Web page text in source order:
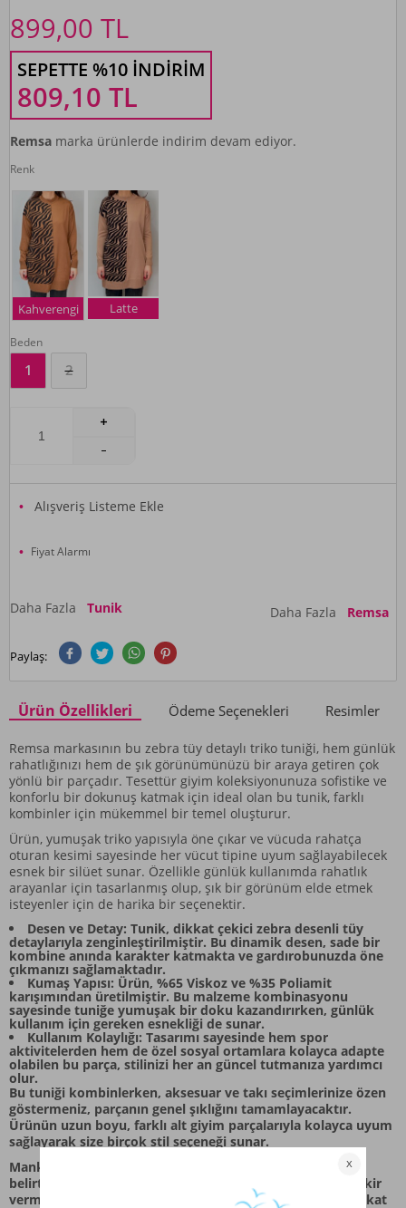
899,00 TL
SEPETTE %10 İNDIRIM
809,10 TL
Remsa marka ürünlerde indirim devam ediyor.
Renk
Kahverengi Latte
Beden
1 2
Alışveriş Listeme Ekle
Fiyat Alarmı
Daha Fazla Tunik Daha Fazla Remsa
Paylaş:
Ürün Özellikleri Ödeme Seçenekleri Resimler
Remsa markasının bu zebra tüy detaylı triko tuniği, hem günlük
rahatlığınızı hem de şık görünümünüzü bir araya getiren çok
yönlü bir parçadır. Tesettür giyim koleksiyonunuza sofistike ve
konforlu bir dokunuş katmak için ideal olan bu tunik, farklı
kombinler için mükemmel bir temel oluşturur.
Ürün, yumuşak triko yapısıyla öne çıkar ve vücuda rahatça
oturan kesimi sayesinde her vücut tipine uyum sağlayabilecek
esnek bir silüet sunar. Özellikle günlük kullanımda rahatlık
arayanlar için tasarlanmış olup, şık bir görünüm elde etmek
isteyenler için de harika bir seçenektir.
Desen ve Detay: Tunik, dikkat çekici zebra desenli tüy
detaylarıyla zenginleştirilmiştir. Bu dinamik desen, sade bir
kombine anında karakter katmakta ve gardırobunuzda öne
çıkmanızı sağlamaktadır.
Kumaş Yapısı: Ürün, %65 Viskoz ve %35 Poliamit
karışımından üretilmiştir. Bu malzeme kombinasyonu
sayesinde tuniğe yumuşak bir doku kazandırırken, günlük
kullanım için gereken esnekliği de sunar.
Kullanım Kolaylığı: Tasarımı sayesinde hem spor
aktivitelerden hem de özel sosyal ortamlara kolayca adapte
olabilen bu parça, stilinizi her an güncel tutmanıza yardımcı
olur.
Bu tuniği kombinlerken, aksesuar ve takı seçimlerinize özen
göstermeniz, parçanın genel şıklığını tamamlayacaktır.
Ürünün uzun boyu, farklı alt giyim parçalarıyla kolayca uyum
sağlayarak size birçok stil seçeneği sunar.
Manken ölçüleri ortalama boy 170 cm ve kilo 60 olarak
belirtilmiştir. Bu bilgiler, ürünün genel silüeti hakkında fikir
vermektedir. Ürünün bakımı için önerilen talimatlara dikkat